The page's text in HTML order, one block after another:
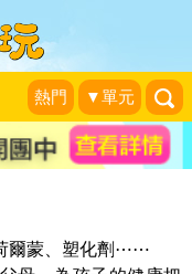
熱門 ▼單元
6歲健康育兒
結束)
爾蒙、塑化劑⋯⋯